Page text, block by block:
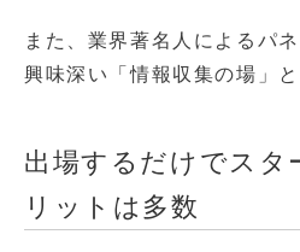
また、業界著名人によるパ
興味深い「情報収集の場」と
出場するだけでスタ
リットは多数